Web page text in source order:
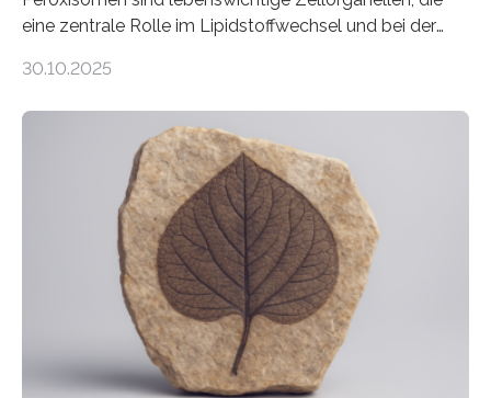
eine zentrale Rolle im Lipidstoffwechsel und bei der
erfüllen können, müssen zahlreiche Enzyme präzise in
der Ruhr-Universität Bochum um Prof. Dr. Ralf Erdmann
und Dr. Ismaila Francis Yusuf hat nun einen bislang
unbekannten Qualitätskontrollmechanismus des
peroxisomalen Proteintransports in der Bäckerhefe
Saccharomyces cerevisiae entdeckt, der für die
Funktionsfähigkeit der Organellen entscheidend ist. Die
Studie wurde am 28. Oktober 2025 in der
Fachzeitschrift…
30.10.2025